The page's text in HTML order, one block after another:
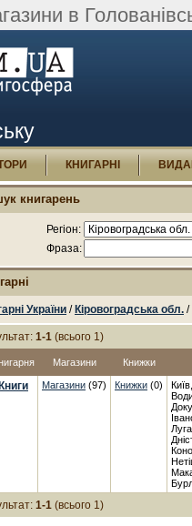
в
КНИГАРНІ
книгарень
Регіон:
Фраза:
України / Кіровоградська обл. /
1-1 (всього 1)
Магазини Книжки
Книги Магазини (97) Книжки (0)
1-1 (всього 1)